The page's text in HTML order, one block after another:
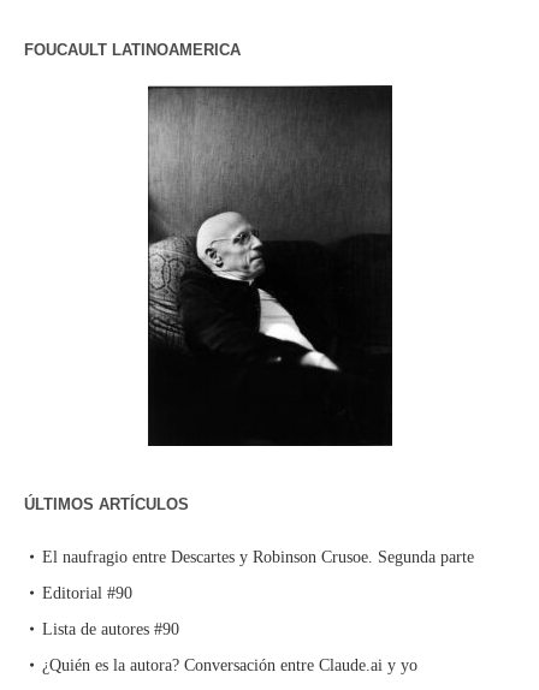
FOUCAULT LATINOAMERICA
ÚLTIMOS ARTÍCULOS
El naufragio entre Descartes y Robinson Crusoe. Segunda parte
Editorial #90
Lista de autores #90
¿Quién es la autora? Conversación entre Claude.ai y yo